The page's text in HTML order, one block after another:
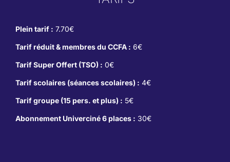
Plein tarif : 7.70€
Tarif réduit & membres du CCFA : 6€
Tarif Super Offert (TSO) : 0€
Tarif scolaires (séances scolaires) : 4€
Tarif groupe (15 pers. et plus) : 5€
Abonnement Univerciné 6 places : 30€